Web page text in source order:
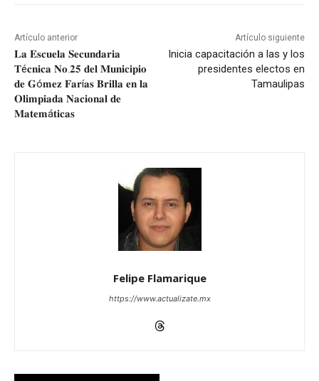
Artículo anterior
𝐋𝐚 𝐄𝐬𝐜𝐮𝐞𝐥𝐚 𝐒𝐞𝐜𝐮𝐧𝐝𝐚𝐫𝐢𝐚
𝐓é𝐜𝐧𝐢𝐜𝐚 𝐍𝐨.𝟐𝟓 𝐝𝐞𝐥 𝐌𝐮𝐧𝐢𝐜𝐢𝐩𝐢𝐨
𝐝𝐞 𝐆ó𝐦𝐞𝐳 𝐅𝐚𝐫í𝐚𝐬 𝐁𝐫𝐢𝐥𝐥𝐚 𝐞𝐧 𝐥𝐚
𝐎𝐥𝐢𝐦𝐩𝐢𝐚𝐝𝐚 𝐍𝐚𝐜𝐢𝐨𝐧𝐚𝐥 𝐝𝐞
𝐌𝐚𝐭𝐞𝐦á𝐭𝐢𝐜𝐚𝐬
Artículo siguiente
Inicia capacitación a las y los
presidentes electos en
Tamaulipas
Felipe Flamarique
https://www.actualizate.mx